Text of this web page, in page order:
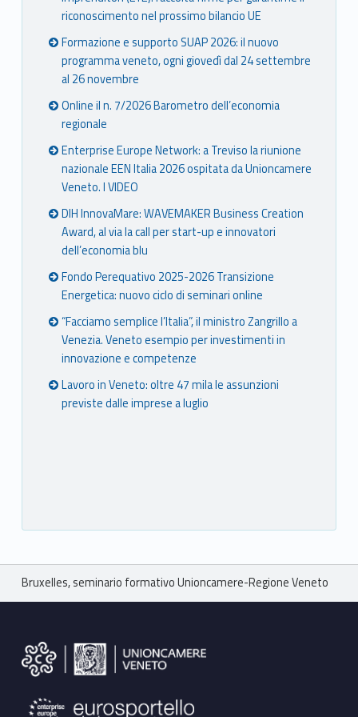
riconoscimento nel prossimo bilancio UE
Formazione e supporto SUAP 2026: il nuovo
programma veneto, ogni giovedì dal 24 settembre
al 26 novembre
Online il n. 7/2026 Barometro dell’economia
regionale
Enterprise Europe Network: a Treviso la riunione
nazionale EEN Italia 2026 ospitata da Unioncamere
Veneto. I VIDEO
DIH InnovaMare: WAVEMAKER Business Creation
Award, al via la call per start-up e innovatori
dell’economia blu
Fondo Perequativo 2025-2026 Transizione
Energetica: nuovo ciclo di seminari online
“Facciamo semplice l’Italia”, il ministro Zangrillo a
Venezia. Veneto esempio per investimenti in
innovazione e competenze
Lavoro in Veneto: oltre 47 mila le assunzioni
previste dalle imprese a luglio
Breadcrumbs navigation
Bruxelles, seminario formativo Unioncamere-Regione Veneto